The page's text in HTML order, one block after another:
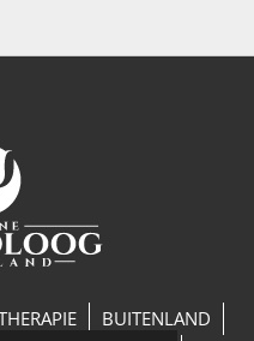
BUITENLAND